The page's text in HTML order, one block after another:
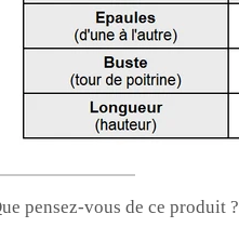
pensez-vous de ce produit ?